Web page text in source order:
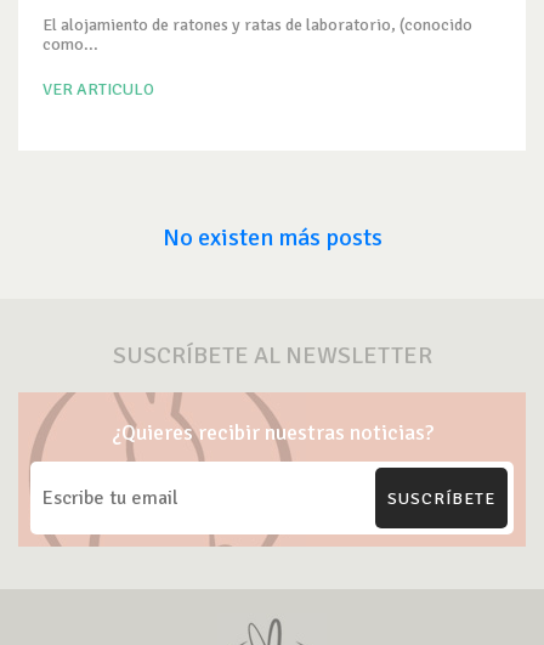
El alojamiento de ratones y ratas de laboratorio, (conocido
como...
VER ARTICULO
No existen más posts
SUSCRÍBETE AL NEWSLETTER
¿Quieres recibir nuestras noticias?
SUSCRÍBETE